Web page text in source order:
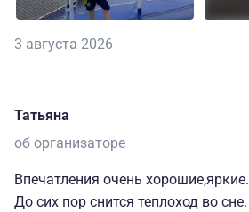
3 августа 2026
Татьяна
об организаторе
Впечатления очень хорошие,яркие.
До сих пор снится теплоход во сне.